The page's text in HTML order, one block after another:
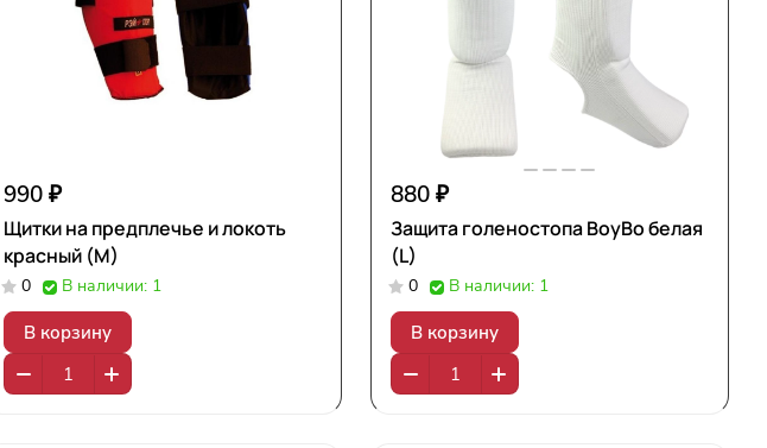
990 ₽
Щитки на предплечье и локоть
красный (М)
0 В наличии: 1
В корзину
880 ₽
Защита голеностопа BoyBo белая
(L)
0 В наличии: 1
В корзину